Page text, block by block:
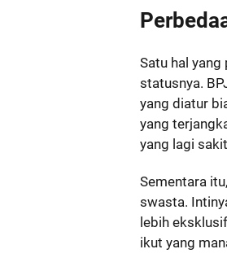
Satu hal yang
statusnya.
yang diatur
yang
yang lagi
Sementara
swasta.
lebih
ikut yang